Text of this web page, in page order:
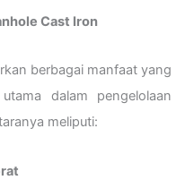
Cast Iron
berbagai manfaat yang
dalam pengelolaan
meliputi: